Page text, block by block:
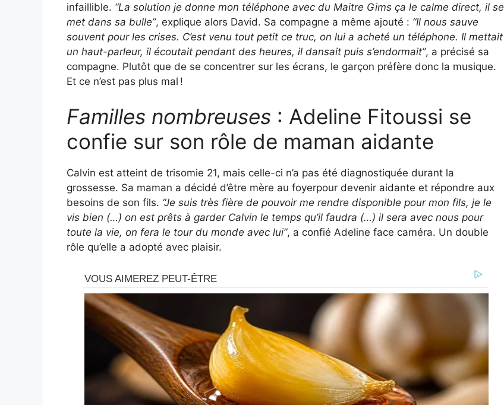
infaillible. “La solution je donne mon téléphone avec du Maitre Gims ça le calme direct, il se
met dans sa bulle”, explique alors David. Sa compagne a même ajouté : “Il nous sauve
souvent pour les crises. C’est venu tout petit ce truc, on lui a acheté un téléphone. Il mettait
un haut-parleur, il écoutait pendant des heures, il dansait puis s’endormait”, a précisé sa
compagne. Plutôt que de se concentrer sur les écrans, le garçon préfère donc la musique.
Et ce n’est pas plus mal !
Familles nombreuses : Adeline Fitoussi se
confie sur son rôle de maman aidante
Calvin est atteint de trisomie 21, mais celle-ci n’a pas été diagnostiquée durant la
grossesse. Sa maman a décidé d’être mère au foyerpour devenir aidante et répondre aux
besoins de son fils. “Je suis très fière de pouvoir me rendre disponible pour mon fils, je le
vis bien (…) on est prêts à garder Calvin le temps qu’il faudra (…) il sera avec nous pour
toute la vie, on fera le tour du monde avec lui”, a confié Adeline face caméra. Un double
rôle qu’elle a adopté avec plaisir.